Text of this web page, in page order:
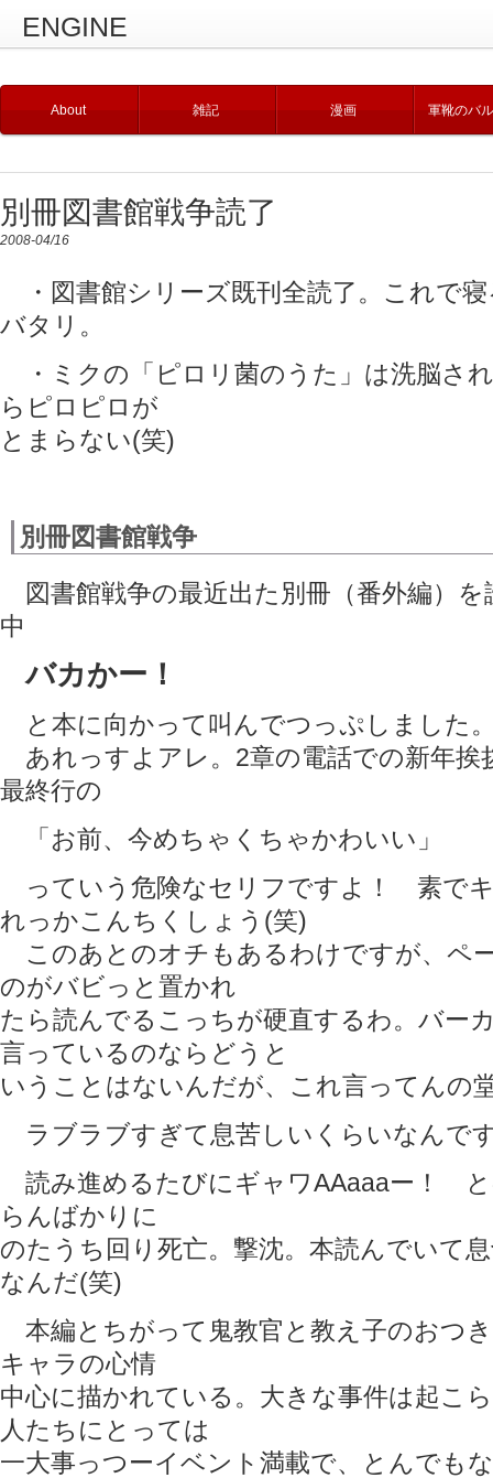
ENGINE
About 雑記 漫画 軍靴のバ
別冊図書館戦争読了
2008-04/16
・図書館シリーズ既刊全読了。これで
バタリ。
・ミクの「ピロリ菌のうた」は洗脳さ
らピロピロが
とまらない(笑)
別冊図書館戦争
図書館戦争の最近出た別冊（番外編）を
中
バカかー！
と本に向かって叫んでつっぷしました
あれっすよアレ。2章の電話での新年挨
最終行の
「お前、今めちゃくちゃかわいい」
っていう危険なセリフですよ！ 素で
れっかこんちくしょう(笑)
このあとのオチもあるわけですが、ペ
のがバビっと置かれ
たら読んでるこっちが硬直するわ。バー
言っているのならどうと
いうことはないんだが、これ言ってんの
ラブラブすぎて息苦しいくらいなんで
読み進めるたびにギャワAAaaaー！
らんばかりに
のたうち回り死亡。撃沈。本読んでいて
なんだ(笑)
本編とちがって鬼教官と教え子のおつ
キャラの心情
中心に描かれている。大きな事件は起こ
人たちにとっては
一大事っつーイベント満載で、とんでも